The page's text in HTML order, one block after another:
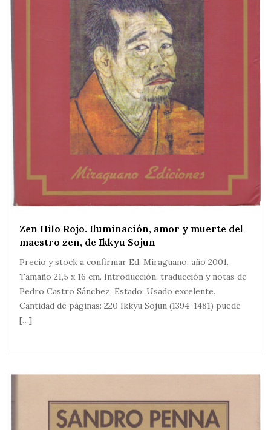
Zen Hilo Rojo. Iluminación, amor y muerte del
maestro zen, de Ikkyu Sojun
Precio y stock a confirmar Ed. Miraguano, año 2001.
Tamaño 21,5 x 16 cm. Introducción, traducción y notas de
Pedro Castro Sánchez. Estado: Usado excelente.
Cantidad de páginas: 220 Ikkyu Sojun (1394-1481) puede
[…]